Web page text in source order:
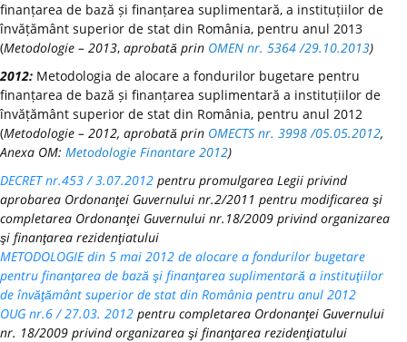
finanțarea de bază și finanțarea suplimentară, a instituțiilor de
învățământ superior de stat din România, pentru anul 2013
(Metodologie – 2013, aprobată prin OMEN nr. 5364 /29.10.2013)
2012: Metodologia de alocare a fondurilor bugetare pentru
finanțarea de bază și finanțarea suplimentară a instituțiilor de
învățământ superior de stat din România, pentru anul 2012
(Metodologie – 2012, aprobată prin OMECTS nr. 3998 /05.05.2012,
Anexa OM: Metodologie Finantare 2012)
DECRET nr.453 / 3.07.2012 pentru promulgarea Legii privind
aprobarea Ordonanţei Guvernului nr.2/2011 pentru modificarea şi
completarea Ordonanţei Guvernului nr.18/2009 privind organizarea
şi finanţarea rezidenţiatului
METODOLOGIE din 5 mai 2012 de alocare a fondurilor bugetare
pentru finanţarea de bază şi finanţarea suplimentară a instituţiilor
de învăţământ superior de stat din România pentru anul 2012
OUG nr.6 / 27.03. 2012 pentru completarea Ordonanţei Guvernului
nr. 18/2009 privind organizarea şi finanţarea rezidenţiatului